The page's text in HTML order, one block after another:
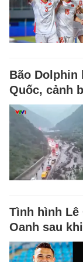
Bão Dolphin
Quốc, cảnh
Tình hình Lê
Oanh sau